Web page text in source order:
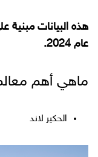
هذه البيانات مبنية
عام 2024.
ماهي أهم
الحكير لاند